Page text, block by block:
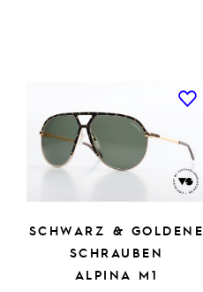
SCHWARZ & GOLDENE
SCHRAUBEN
ALPINA M1